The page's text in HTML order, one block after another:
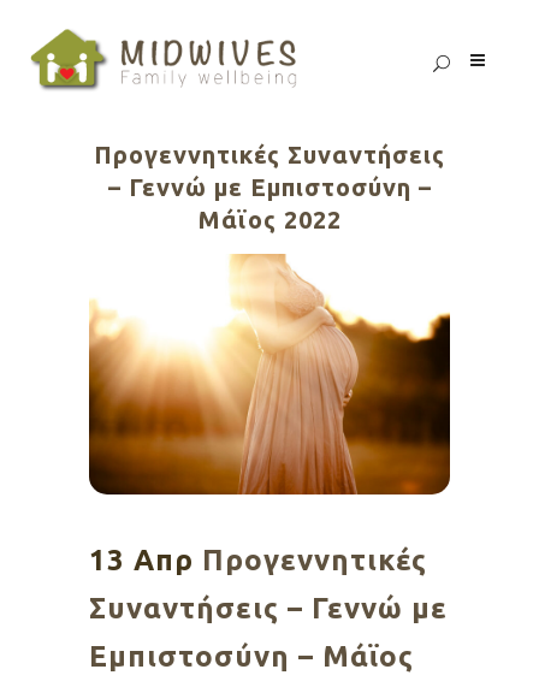
Προγεννητικές Συναντήσεις
– Γεννώ με Εμπιστοσύνη –
Μάϊος 2022
13 Απρ Προγεννητικές
Συναντήσεις – Γεννώ με
Εμπιστοσύνη – Μάϊος